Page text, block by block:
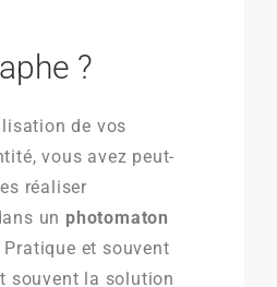
?
de vos
vous avez peut-
réaliser
un photomaton
et souvent
souvent la solution